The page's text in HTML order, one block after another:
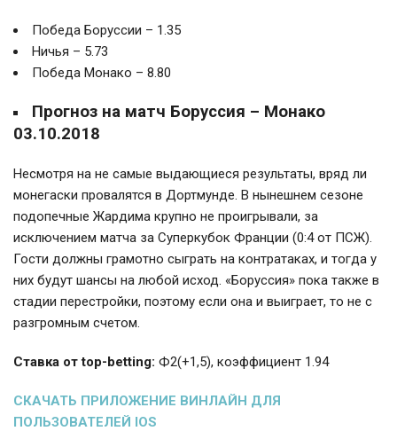
Победа Боруссии – 1.35
Ничья – 5.73
Победа Монако – 8.80
Прогноз на матч Боруссия – Монако
03.10.2018
Несмотря на не самые выдающиеся результаты, вряд ли
монегаски провалятся в Дортмунде. В нынешнем сезоне
подопечные Жардима крупно не проигрывали, за
исключением матча за Суперкубок Франции (0:4 от ПСЖ).
Гости должны грамотно сыграть на контратаках, и тогда у
них будут шансы на любой исход. «Боруссия» пока также в
стадии перестройки, поэтому если она и выиграет, то не с
разгромным счетом.
Ставка от top-betting: Ф2(+1,5), коэффициент 1.94
СКАЧАТЬ ПРИЛОЖЕНИЕ ВИНЛАЙН ДЛЯ
ПОЛЬЗОВАТЕЛЕЙ IOS